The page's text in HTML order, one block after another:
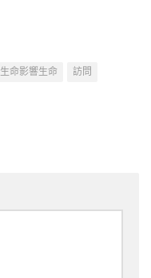
生命影響生命
訪問